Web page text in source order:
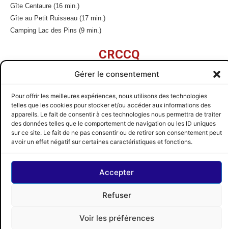
Gérer le consentement
Pour offrir les meilleures expériences, nous utilisons des technologies
telles que les cookies pour stocker et/ou accéder aux informations des
appareils. Le fait de consentir à ces technologies nous permettra de traiter
des données telles que le comportement de navigation ou les ID uniques
sur ce site. Le fait de ne pas consentir ou de retirer son consentement peut
avoir un effet négatif sur certaines caractéristiques et fonctions.
Accepter
Refuser
Voir les préférences
Gîte Centaure (16 min.)
Gîte au Petit Ruisseau (17 min.)
Camping Lac des Pins (9 min.)
CRCCQ
Toutes les publications de cette auteur
PRÉCÉDENT
INVITATION AU 5 MILLES DE CHARLEVOIX
SUIVANT
CRCCQ © 2026 CRCCQ SUIVEZ-NOUS
Concept SignatureLes Pros du Web